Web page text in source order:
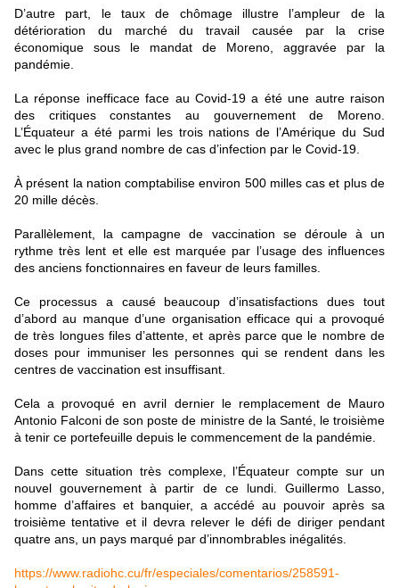
D’autre part, le taux de chômage illustre l’ampleur de la
détérioration du marché du travail causée par la crise
économique sous le mandat de Moreno, aggravée par la
pandémie.
La réponse inefficace face au Covid-19 a été une autre raison
des critiques constantes au gouvernement de Moreno.
L’Équateur a été parmi les trois nations de l’Amérique du Sud
avec le plus grand nombre de cas d’infection par le Covid-19.
À présent la nation comptabilise environ 500 milles cas et plus de
20 mille décès.
Parallèlement, la campagne de vaccination se déroule à un
rythme très lent et elle est marquée par l’usage des influences
des anciens fonctionnaires en faveur de leurs familles.
Ce processus a causé beaucoup d’insatisfactions dues tout
d’abord au manque d’une organisation efficace qui a provoqué
de très longues files d’attente, et après parce que le nombre de
doses pour immuniser les personnes qui se rendent dans les
centres de vaccination est insuffisant.
Cela a provoqué en avril dernier le remplacement de Mauro
Antonio Falconi de son poste de ministre de la Santé, le troisième
à tenir ce portefeuille depuis le commencement de la pandémie.
Dans cette situation très complexe, l’Équateur compte sur un
nouvel gouvernement à partir de ce lundi. Guillermo Lasso,
homme d’affaires et banquier, a accédé au pouvoir après sa
troisième tentative et il devra relever le défi de diriger pendant
quatre ans, un pays marqué par d’innombrables inégalités.
https://www.radiohc.cu/fr/especiales/comentarios/258591-